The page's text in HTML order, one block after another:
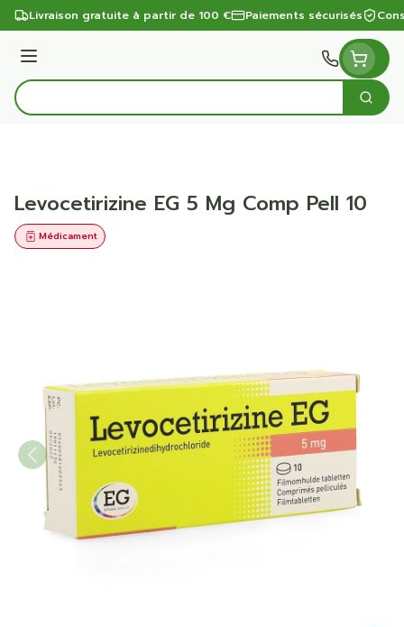
Aller au contenu
Livraison gratuite à partir de 100 € Paiements sécurisés
Menu
Rechercher
Levocetirizine EG 5 Mg Comp Pell 10
Médicament